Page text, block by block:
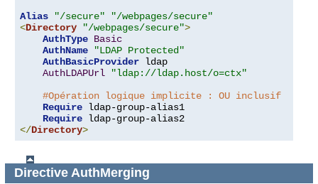
Alias
"/secure"
"/webpages/secure"
<Directory "/webpages/secure">
AuthType Basic
AuthName
"LDAP Protected"
AuthBasicProvider ldap
AuthLDAPUrl
"ldap://ldap.host/o=ctx"
#Opération logique implicite : OU inclusif
Require ldap-group-alias1
Require
</Directory>
Directive AuthMerging